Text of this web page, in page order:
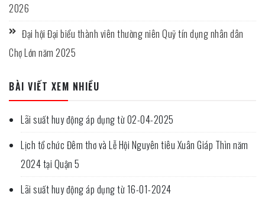
2026
Đại hội Đại biểu thành viên thường niên Quỹ tín dụng nhân dân
Chợ Lớn năm 2025
BÀI VIẾT XEM NHIỀU
Lãi suất huy động áp dụng từ 02-04-2025
Lịch tổ chức Đêm thơ và Lễ Hội Nguyên tiêu Xuân Giáp Thìn năm
2024 tại Quận 5
Lãi suất huy động áp dụng từ 16-01-2024